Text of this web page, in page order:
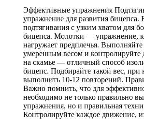
Эффективные упражнения
упражнение для развития бицепса.
подтягивания с узким хватом для
бицепса. Молотки — упражнение,
нагружает предплечья.
умеренным весом и
на скамье — отличный способ
бицепс. Подбирайте такой вес, при
выполнить 10-12 повторений.
Важно помнить, что для
необходимо не только правильно
упражнения, но и правильная
Контролируйте каждое движение,